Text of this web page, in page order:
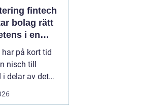
fintech
bolag rätt
i en
har på kort tid
nisch till
i delar av det
ekosystemet.
digitala